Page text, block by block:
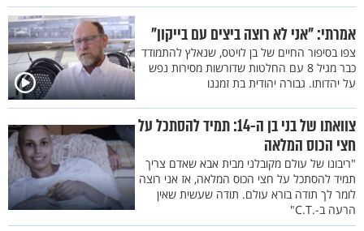
אמרתי: "אני לא רוצה ביצים עם בייקון"
צפו בסיפור החיים של בן לויטס, שנאלץ להתמודד
כבר מגיל 8 עם החלטות שדורשות מסירות נפש
על יהדותו. גבורה יהודית בת זמננו
צוואתו של בני בן ה-14: תמיד להסתכל על
חצי הכוס המלאה
"ריבונו של עולם מקובלני מבית אבא שאדם צריך
תמיד להסתכל על חצי הכוס המלאה, אז אני רוצה
לומר לך תודה בורא עולם. תודה שעשית שאין
הרעה ב-.C.T"